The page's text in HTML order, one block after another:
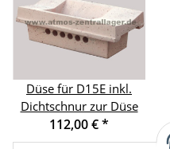
Düse für D15E inkl.
Dichtschnur zur Düse
112,00 €*